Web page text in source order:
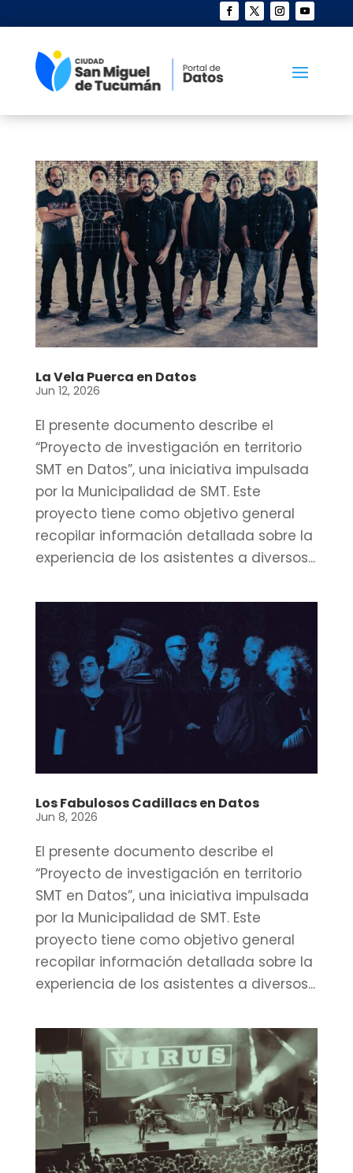
La Vela Puerca en Datos
Jun 12, 2026
El presente documento describe el
“Proyecto de investigación en territorio
SMT en Datos”, una iniciativa impulsada
por la Municipalidad de SMT. Este
proyecto tiene como objetivo general
recopilar información detallada sobre la
experiencia de los asistentes a diversos...
Los Fabulosos Cadillacs en Datos
Jun 8, 2026
El presente documento describe el
“Proyecto de investigación en territorio
SMT en Datos”, una iniciativa impulsada
por la Municipalidad de SMT. Este
proyecto tiene como objetivo general
recopilar información detallada sobre la
experiencia de los asistentes a diversos...